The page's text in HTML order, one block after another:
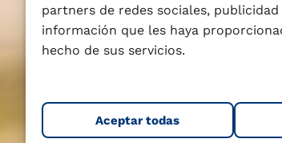
partners de redes sociales,
información que les haya
hecho de sus servicios.
Aceptar todas